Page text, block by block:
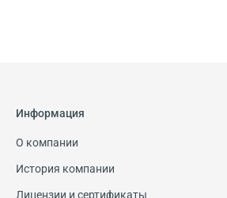
Информация
О компании
История компании
Лицензии и сертификаты